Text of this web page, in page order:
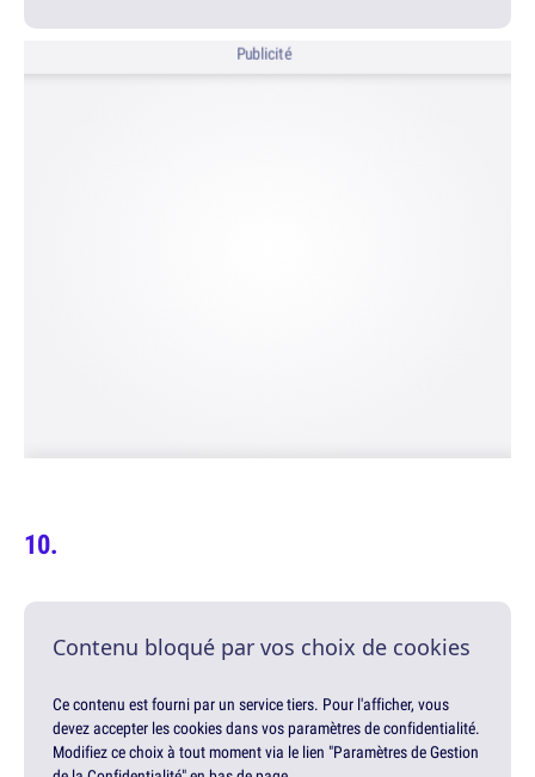
Publicité
Contenu bloqué par vos choix de cookies
Ce contenu est fourni par un service tiers. Pour l'afficher, vous
devez accepter les cookies dans vos paramètres de confidentialité.
Modifiez ce choix à tout moment via le lien "Paramètres de Gestion